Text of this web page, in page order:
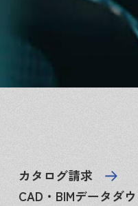
カタログ請求
CAD・BIMデータダ